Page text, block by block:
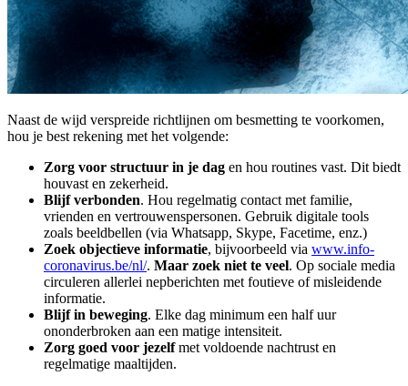
Naast de wijd verspreide richtlijnen om besmetting te voorkomen,
hou je best rekening met het volgende:
Zorg voor structuur in je dag en hou routines vast. Dit biedt
houvast en zekerheid.
Blijf verbonden. Hou regelmatig contact met familie,
vrienden en vertrouwenspersonen. Gebruik digitale tools
zoals beeldbellen (via Whatsapp, Skype, Facetime, enz.)
Zoek objectieve informatie, bijvoorbeeld via www.info-
coronavirus.be/nl/. Maar zoek niet te veel. Op sociale media
circuleren allerlei nepberichten met foutieve of misleidende
informatie.
Blijf in beweging. Elke dag minimum een half uur
ononderbroken aan een matige intensiteit.
Zorg goed voor jezelfmet voldoende nachtrust en
regelmatige maaltijden.